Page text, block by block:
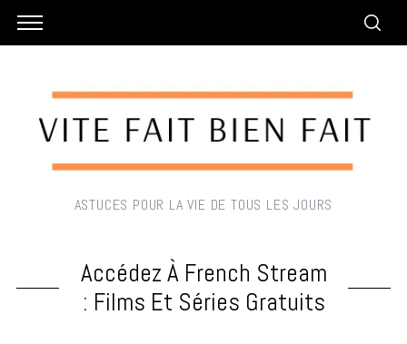
ASTUCES POUR LA VIE DE TOUS LES JOURS
Accédez À French Stream
: Films Et Séries Gratuits